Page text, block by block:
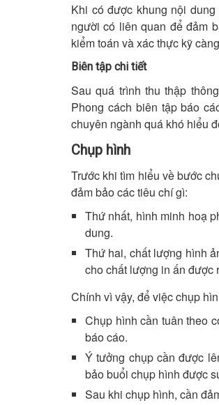
Khi có được khung nội
người có liên quan để đảm
kiểm toán và xác thực kỹ
Biên tập chi tiết
Sau quá trình thu thập
Phong cách biên tập báo
chuyên ngành quá khó hiểu
Chụp hình
Trước khi tìm hiểu về bước
đảm bảo các tiêu chí gì:
Thứ nhất, hình minh hoạ
dung.
Thứ hai, chất lượng hình
cho chất lượng in ấn được
Chính vì vậy, để việc chụp
Chụp hình cần tuân theo
báo cáo.
Ý tưởng chụp cần được
bảo buổi chụp hình được
Sau khi chụp hình, cần